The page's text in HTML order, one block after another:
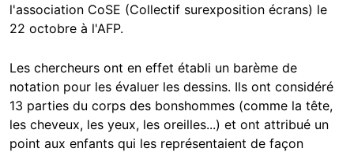
l'association CoSE (Collectif surexposition écrans) le
22 octobre à l'AFP.
Les chercheurs ont en effet établi un barème de
notation pour les évaluer les dessins. Ils ont considéré
13 parties du corps des bonshommes (comme la tête,
les cheveux, les yeux, les oreilles...) et ont attribué un
point aux enfants qui les représentaient de façon